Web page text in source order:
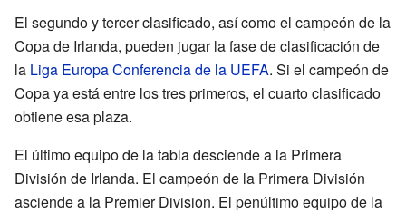
El segundo y tercer clasificado, así como el campeón de la
Copa de Irlanda, pueden jugar la fase de clasificación de
la Liga Europa Conferencia de la UEFA. Si el campeón de
Copa ya está entre los tres primeros, el cuarto clasificado
obtiene esa plaza.
El último equipo de la tabla desciende a la Primera
División de Irlanda. El campeón de la Primera División
asciende a la Premier Division. El penúltimo equipo de la